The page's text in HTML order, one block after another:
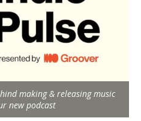
making & releasing music
new podcast